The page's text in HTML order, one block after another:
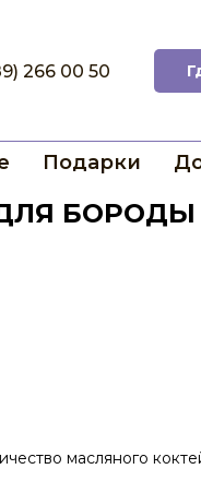
266 00 50
Подарки
БОРОДЫ
масляного